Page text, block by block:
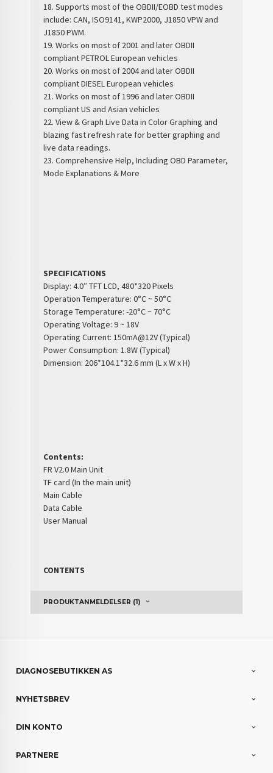
18. Supports most of the OBDII/EOBD test modes
include: CAN, ISO9141, KWP2000, J1850 VPW and
J1850 PWM.
19. Works on most of 2001 and later OBDII
compliant PETROL European vehicles
20. Works on most of 2004 and later OBDII
compliant DIESEL European vehicles
21. Works on most of 1996 and later OBDII
compliant US and Asian vehicles
22. View & Graph Live Data in Color Graphing and
blazing fast refresh rate for better graphing and
live data readings.
23. Comprehensive Help, Including OBD Parameter,
Mode Explanations & More
SPECIFICATIONS
Display: 4.0″ TFT LCD, 480*320 Pixels
Operation Temperature: 0°C ~ 50°C
Storage Temperature: -20°C ~ 70°C
Operating Voltage: 9 ~ 18V
Operating Current: 150mA@12V (Typical)
Power Consumption: 1.8W (Typical)
Dimension: 206*104.1*32.6 mm (L x W x H)
Contents:
FR V2.0 Main Unit
TF card (In the main unit)
Main Cable
Data Cable
User Manual
CONTENTS
PRODUKTANMELDELSER (1)
DIAGNOSEBUTIKKEN AS
NYHETSBREV
DIN KONTO
PARTNERE